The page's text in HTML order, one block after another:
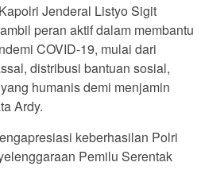
Jenderal Listyo Sigit
peran aktif dalam membantu
COVID-19, mulai dari
distribusi bantuan sosial,
humanis demi menjamin
Ardy.
keberhasilan Polri
Pemilu Serentak